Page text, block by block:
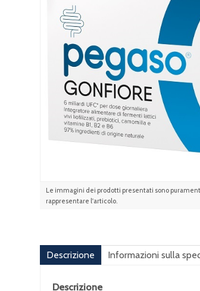
Le immagini dei prodotti presentati sono
rappresentare l'articolo.
Descrizione Informazioni sulla
Descrizione